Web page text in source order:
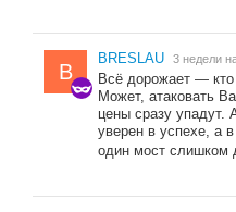
B
BRESLAU 3 недели
Всё дорожает —
Может, атаковать
цены сразу упадут.
уверен в успехе, а
один мост слишком